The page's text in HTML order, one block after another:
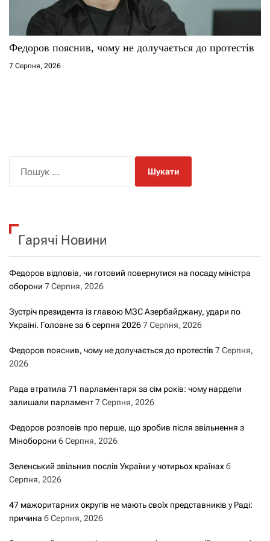
Федоров пояснив, чому не долучається до протестів
7 Серпня, 2026
к
Гарячі Новини
Федоров відповів, чи готовий повернутися на посаду міністра
оборони 7 Серпня, 2026
Зустріч президента із главою МЗС Азербайджану, удари по
Україні. Головне за 6 серпня 20267 Серпня, 2026
Федоров пояснив, чому не долучається до протестів 7 Серпня,
2026
Рада втратила 71 парламентаря за сім років: чому нардепи
залишали парламент7 Серпня, 2026
Федоров розповів про перше, що зробив після звільнення з
Міноборони 6 Серпня, 2026
Зеленський звільнив послів України у чотирьох країнах 6
Серпня, 2026
47 мажоритарних округів не мають своїх представників у Раді:
причина 6 Серпня, 2026